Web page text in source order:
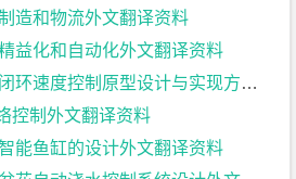
造和物流外文翻译资料
益化和自动化外文翻译资料
度控制原型设计与实现方法外文翻译资料
控制外文翻译资料
能鱼缸的设计外文翻译资料